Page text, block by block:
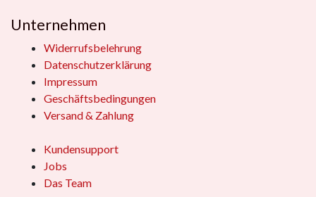
Unternehmen
Widerrufsbelehrung
Datenschutzerklärung
Impressum
Geschäftsbedingungen
Versand & Zahlung
Kundensupport
Jobs
Das Team